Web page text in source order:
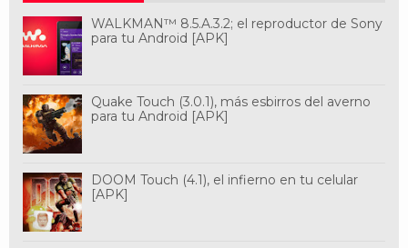
WALKMAN™ 8.5.A.3.2; el reproductor de Sony
para tu Android [APK]
Quake Touch (3.0.1), más esbirros del averno
para tu Android [APK]
DOOM Touch (4.1), el infierno en tu celular
[APK]